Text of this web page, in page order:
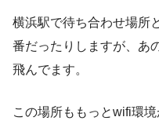
横浜駅で待ち合わせ場所
番だったりしますが、あ
飛んでます。
この場所ももっとwifi環